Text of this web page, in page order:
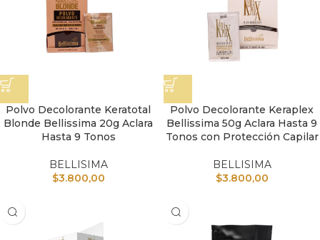
Polvo Decolorante Keratotal
Blonde Bellissima 20g Aclara
Hasta 9 Tonos
BELLISIMA
$3.800,00
Polvo Decolorante Keraplex
Bellissima 50g Aclara Hasta 9
Tonos con Protección Capilar
BELLISIMA
$3.800,00